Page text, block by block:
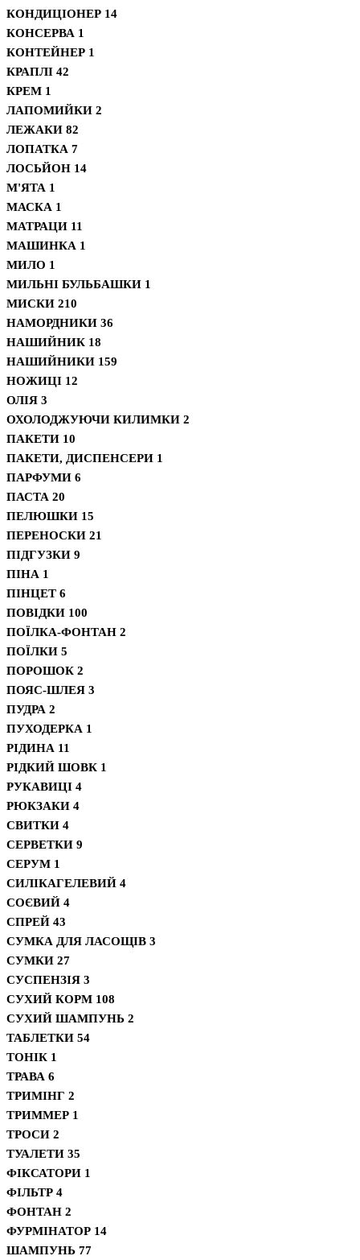
КОНДИЦІОНЕР 14
КОНСЕРВА 1
КОНТЕЙНЕР 1
КРАПЛІ 42
КРЕМ 1
ЛАПОМИЙКИ 2
ЛЕЖАКИ 82
ЛОПАТКА 7
ЛОСЬЙОН 14
М'ЯТА 1
МАСКА 1
МАТРАЦИ 11
МАШИНКА 1
МИЛО 1
МИЛЬНІ БУЛЬБАШКИ 1
МИСКИ 210
НАМОРДНИКИ 36
НАШИЙНИК 18
НАШИЙНИКИ 159
НОЖИЦІ 12
ОЛІЯ 3
ОХОЛОДЖУЮЧИ КИЛИМКИ 2
ПАКЕТИ 10
ПАКЕТИ, ДИСПЕНСЕРИ 1
ПАРФУМИ 6
ПАСТА 20
ПЕЛЮШКИ 15
ПЕРЕНОСКИ 21
ПІДГУЗКИ 9
ПІНА 1
ПІНЦЕТ 6
ПОВІДКИ 100
ПОЇЛКА-ФОНТАН 2
ПОЇЛКИ 5
ПОРОШОК 2
ПОЯС-ШЛЕЯ 3
ПУДРА 2
ПУХОДЕРКА 1
РІДИНА 11
РІДКИЙ ШОВК 1
РУКАВИЦІ 4
РЮКЗАКИ 4
СВИТКИ 4
СЕРВЕТКИ 9
СЕРУМ 1
СИЛІКАГЕЛЕВИЙ 4
СОЄВИЙ 4
СПРЕЙ 43
СУМКА ДЛЯ ЛАСОЩІВ 3
СУМКИ 27
СУСПЕНЗІЯ 3
СУХИЙ КОРМ 108
СУХИЙ ШАМПУНЬ 2
ТАБЛЕТКИ 54
ТОНІК 1
ТРАВА 6
ТРИМІНГ 2
ТРИММЕР 1
ТРОСИ 2
ТУАЛЕТИ 35
ФІКСАТОРИ 1
ФІЛЬТР 4
ФОНТАН 2
ФУРМІНАТОР 14
ШАМПУНЬ 77